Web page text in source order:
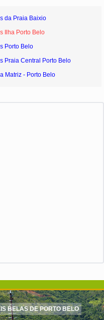
da Praia Baixio
Ilha Porto Belo
Porto Belo
Praia Central Porto Belo
Matriz - Porto Belo
BELAS DE PORTO BELO